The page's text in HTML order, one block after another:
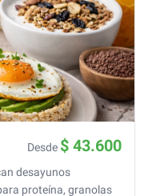
Desde $ 43.600
desayunos
proteína, granolas